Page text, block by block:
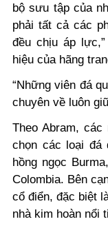
bộ sưu tập của
phải tất cả các
đều chịu áp
hiệu của hãng
“Những viên đá
chuyên về luôn
Theo Abram,
chọn các loại đá
hồng ngọc
Colombia. Bên
cổ điển, đặc biệt
nhà kim hoàn nổi